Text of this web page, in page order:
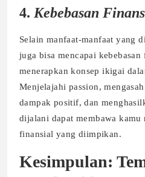
4. Kebebasan
Selain manfaat-manfaat yang
juga bisa mencapai kebebasan
menerapkan konsep ikigai
Menjelajahi passion,
dampak positif, dan
dijalani dapat membawa kamu
finansial yang diimpikan.
Kesimpulan: